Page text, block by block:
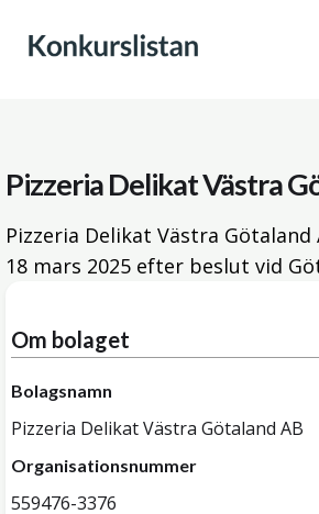
Pizzeria Delikat Västra
Pizzeria Delikat Västra
18 mars 2025 efter beslut vid
Om bolaget
Bolagsnamn
Pizzeria Delikat Västra Götaland AB
Organisationsnummer
559476-3376